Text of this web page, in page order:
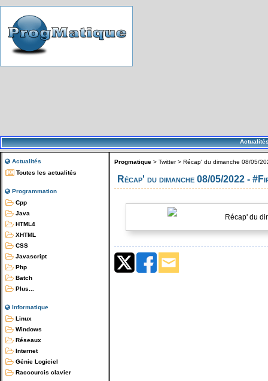
Actualités
Toutes les actualités
Programmation
Cpp
Java
HTML4
XHTML
CSS
Javascript
Php
Batch
Plus...
Informatique
Linux
Windows
Réseaux
Internet
Génie Logiciel
Raccourcis clavier
Progmatique > Twitter> Récap' du dimanche 08/05/
Récap' du dimanche 08/05/2022 -
Récap' du